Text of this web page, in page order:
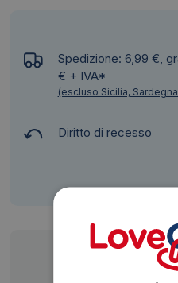
Spedizione: 6,99 €,
€ + IVA*
(escluso Sicilia,
Diritto di recesso
Siamo